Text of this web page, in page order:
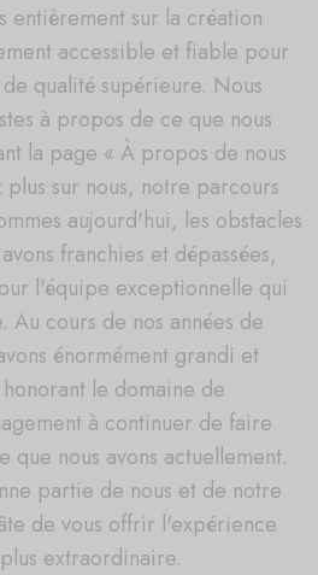
entièrement sur la création
accessible et fiable pour
qualité supérieure. Nous
à propos de ce que nous
la page « À propos de nous
sur nous, notre parcours
aujourd'hui, les obstacles
franchies et dépassées,
l'équipe exceptionnelle qui
Au cours de nos années de
énormément grandi et
le domaine de
à continuer de faire
que nous avons actuellement.
partie de nous et de notre
de vous offrir l'expérience
extraordinaire.